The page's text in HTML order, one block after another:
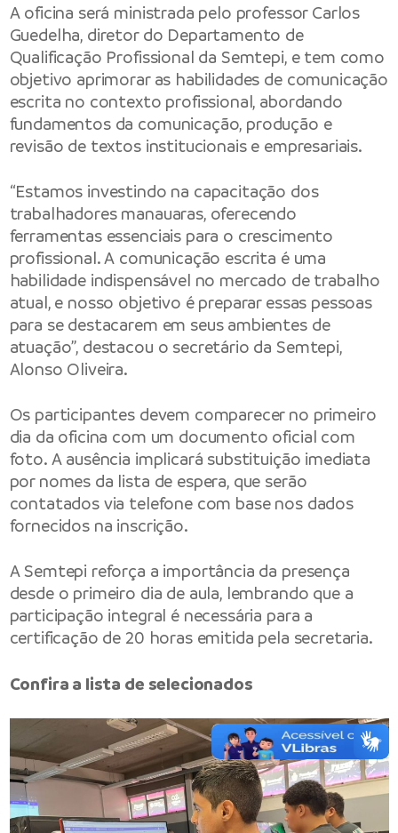
A oficina será ministrada pelo professor Carlos
Guedelha, diretor do Departamento de
Qualificação Profissional da Semtepi, e tem como
objetivo aprimorar as habilidades de comunicação
escrita no contexto profissional, abordando
fundamentos da comunicação, produção e
revisão de textos institucionais e empresariais.
“Estamos investindo na capacitação dos
trabalhadores manauaras, oferecendo
ferramentas essenciais para o crescimento
profissional. A comunicação escrita é uma
habilidade indispensável no mercado de trabalho
atual, e nosso objetivo é preparar essas pessoas
para se destacarem em seus ambientes de
atuação”, destacou o secretário da Semtepi,
Alonso Oliveira.
Os participantes devem comparecer no primeiro
dia da oficina com um documento oficial com
foto. A ausência implicará substituição imediata
por nomes da lista de espera, que serão
contatados via telefone com base nos dados
fornecidos na inscrição.
A Semtepi reforça a importância da presença
desde o primeiro dia de aula, lembrando que a
participação integral é necessária para a
certificação de 20 horas emitida pela secretaria.
Confira a lista de selecionados